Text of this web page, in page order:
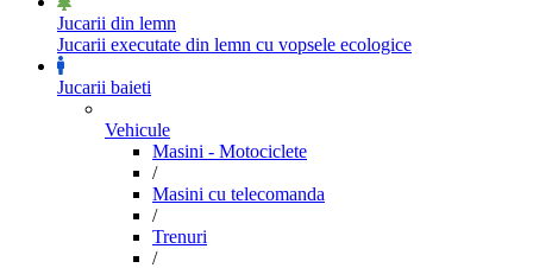
Jucarii din lemn
Jucarii executate din lemn cu vopsele ecologice
Jucarii baieti
Vehicule
Masini - Motociclete
/
Masini cu telecomanda
/
Trenuri
/